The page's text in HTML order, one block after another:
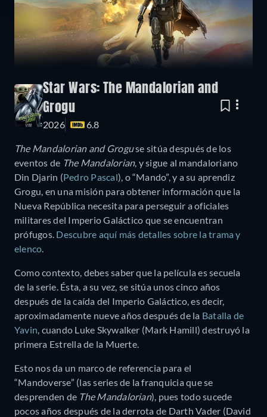
Star Wars: The Mandalorian and
Grogu
2026 6.8
The Mandalorian and Groguse sitúa después de los
eventos de The Mandalorian, y sigue al mandaloriano
Din Djarin (Pedro Pascal), o “Mando”, y a su aprendiz
Grogu, en una misión para obtener información que la
Nueva República necesita para perseguir a oficiales
militares del Imperio Galáctico que se encuentran
prófugos. Descubre aquí más detalles sobre la trama y
elenco.
Como contexto, debes saber que la película es secuela
de la serie. Ésta, a su vez, se sitúa unos cinco años
después de la caída del Imperio Galáctico, es decir,
aproximadamente nueve años después de la Batalla de
Yavin, cuando Luke Skywalker (Mark Hamill) destruyó la
primera Estrella de la Muerte.
Esto nos da un marco de referencia para el
“Mandoverse” (las series de la franquicia que se
desprenden de The Mandalorian), pues todo sucede
pocos años después de la derrota de Darth Vader (David